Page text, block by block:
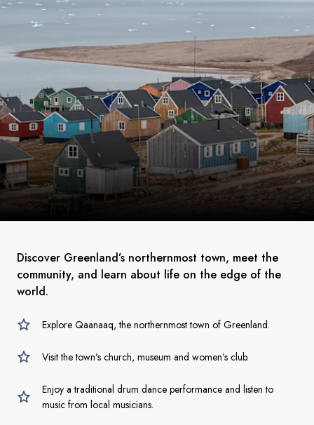
Discover Greenland’s northernmost town, meet the
community, and learn about life on the edge of the
world.
Explore Qaanaaq, the northernmost town of Greenland.
Visit the town’s church, museum and women’s club.
Enjoy a traditional drum dance performance and listen to
music from local musicians.